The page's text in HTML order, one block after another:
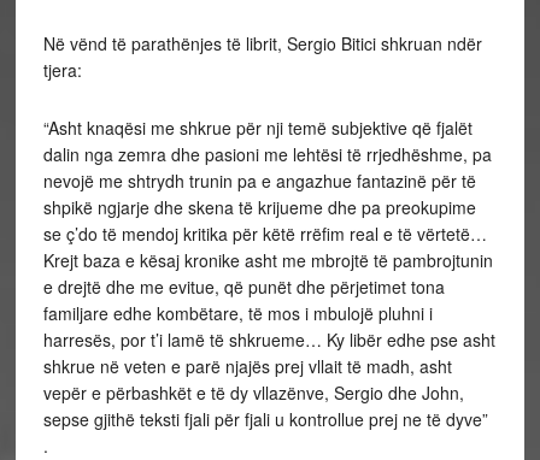
Në vënd të parathënjes të librit, Sergio Bitici shkruan ndër
tjera:
“Asht knaqësi me shkrue për nji temë subjektive që fjalët
dalin nga zemra dhe pasioni me lehtësi të rrjedhëshme, pa
nevojë me shtrydh trunin pa e angazhue fantazinë për të
shpikë ngjarje dhe skena të krijueme dhe pa preokupime
se ç’do të mendoj kritika për këtë rrëfim real e të vërtetë…
Krejt baza e kësaj kronike asht me mbrojtë të pambrojtunin
e drejtë dhe me evitue, që punët dhe përjetimet tona
familjare edhe kombëtare, të mos i mbulojë pluhni i
harresës, por t’i lamë të shkrueme… Ky libër edhe pse asht
shkrue në veten e parë njajës prej vllait të madh, asht
vepër e përbashkët e të dy vllazënve, Sergio dhe John,
sepse gjithë teksti fjali për fjali u kontrollue prej ne të dyve”
.